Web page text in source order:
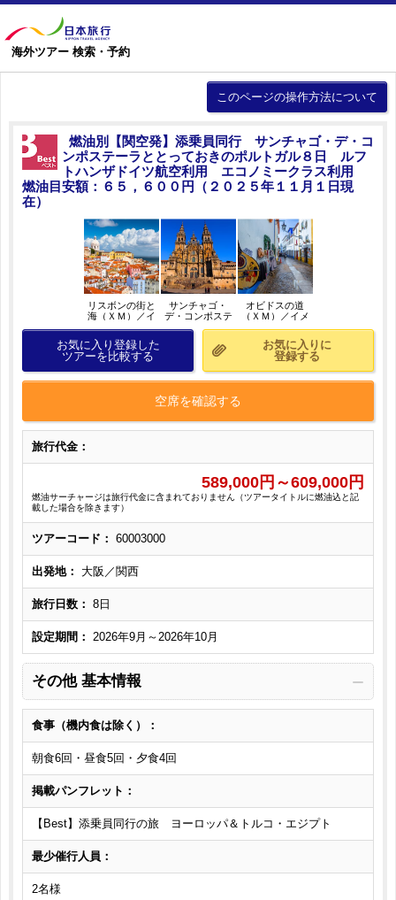
海外ツアー 検索・予約
このページの操作方法について
燃油別【関空発】添乗員同行 サンチャゴ・デ・コ
ンポステーラととっておきのポルトガル８日 ルフ
トハンザドイツ航空利用 エコノミークラス利用
燃油目安額：６５，６００円（２０２５年１１月１日現
在）
リスボンの街と
海（ＸＭ）／イ
サンチャゴ・
デ・コンポステ
オビドスの道
（ＸＭ）／イメ
お気に入り登録した
ツアーを比較する
お気に入りに
登録する
空席を確認する
旅行代金：
589,000 円～609,000 円
燃油サーチャージは旅行代金に含まれておりません（ツアータイトルに燃油込と記
載した場合を除きます）
ツアーコード： 60003000
出発地： 大阪／関西
旅行日数： 8日
設定期間： 2026年9月～2026年10月
その他 基本情報
食事（機内食は除く）：
朝食6回・昼食5回・夕食4回
掲載パンフレット：
【Best】添乗員同行の旅 ヨーロッパ＆トルコ・エジプト
最少催行人員：
2名様